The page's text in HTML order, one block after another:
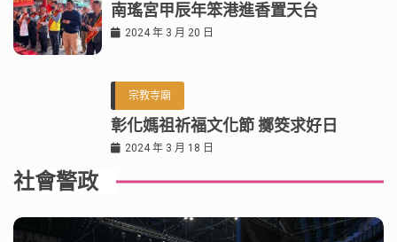
南瑤宮甲辰年笨港進香置天台
2024 年 3 月 20 日
宗教寺廟
彰化媽祖祈福文化節 擲筊求好日
2024 年 3 月 18 日
社會警政